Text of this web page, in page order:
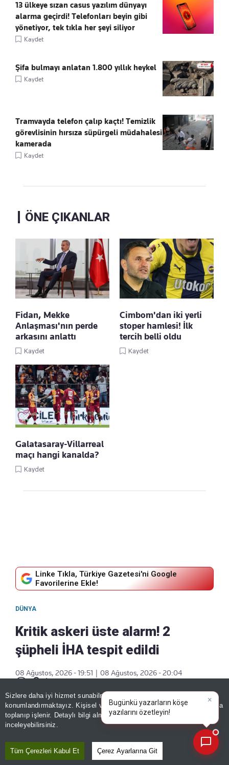
Sizlere daha iyi hizmet sunabilmek adına sitemizde
konumlandırmaktayız. Kişisel verileriniz, KVKK ve GDPR kapsamında
toplanıp işlenir. Detaylı bilgi almak içinAydınlatma Metnimizi
inceleyebilirsiniz.
Tüm Çerezleri Kabul Et Çerez Ayarlarına Git
13 ülkeye sızan casus yazılım dünyayı
alarma geçirdi! Telefonları beyin gibi
yönetiyor, tek tıkla her şeyi siliyor
Kaydet
Şifa bulmayı anlatan 1.800 yıllık heykel
Kaydet
Tramvayda telefon çalıp kaçtı! Temizlik
görevlisinin hırsıza süpürgeli müdahalesi
kamerada
Kaydet
ÖNE ÇIKANLAR
Fidan, Mekke
Anlaşması'nın perde
arkasını anlattı
Kaydet
Cimbom'dan iki yerli
stoper hamlesi! İlk
tercih belli oldu
Kaydet
Galatasaray-Villarreal
maçı hangi kanalda?
Kaydet
Linke Tıkla, Türkiye Gazetesi'ni Google
Favorilerine Ekle!
DÜNYA
Kritik askeri üste alarm! 2
şüpheli İHA tespit edildi
08 Ağustos, 2026 - 19:51 | 08 Ağustos, 2026 - 20:04
×
Bugünkü yazarların köşe
yazılarını özetleyin!